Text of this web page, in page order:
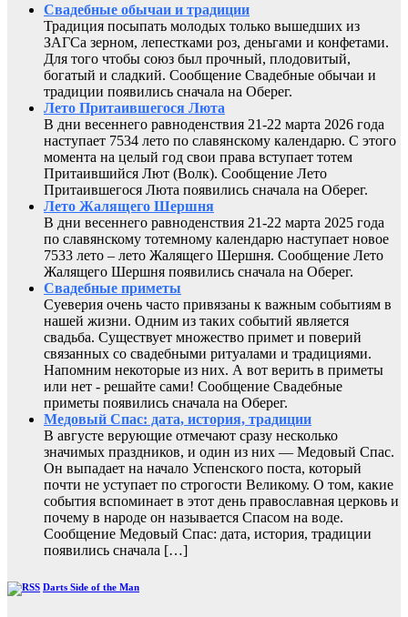
Свадебные обычаи и традиции
Традиция посыпать молодых только вышедших из
ЗАГСа зерном, лепестками роз, деньгами и конфетами.
Для того чтобы союз был прочный, плодовитый,
богатый и сладкий. Сообщение Свадебные обычаи и
традиции появились сначала на Оберег.
Лето Притаившегося Люта
В дни весеннего равноденствия 21-22 марта 2026 года
наступает 7534 лето по славянскому календарю. С этого
момента на целый год свои права вступает тотем
Притаившийся Лют (Волк). Сообщение Лето
Притаившегося Люта появились сначала на Оберег.
Лето Жалящего Шершня
В дни весеннего равноденствия 21-22 марта 2025 года
по славянскому тотемному календарю наступает новое
7533 лето – лето Жалящего Шершня. Сообщение Лето
Жалящего Шершня появились сначала на Оберег.
Свадебные приметы
Суеверия очень часто привязаны к важным событиям в
нашей жизни. Одним из таких событий является
свадьба. Существует множество примет и поверий
связанных со свадебными ритуалами и традициями.
Напомним некоторые из них. А вот верить в приметы
или нет - решайте сами! Сообщение Свадебные
приметы появились сначала на Оберег.
Медовый Спас: дата, история, традиции
В августе верующие отмечают сразу несколько
значимых праздников, и один из них — Медовый Спас.
Он выпадает на начало Успенского поста, который
почти не уступает по строгости Великому. О том, какие
события вспоминает в этот день православная церковь и
почему в народе он называется Спасом на воде.
Сообщение Медовый Спас: дата, история, традиции
появились сначала […]
Darts Side of the Man